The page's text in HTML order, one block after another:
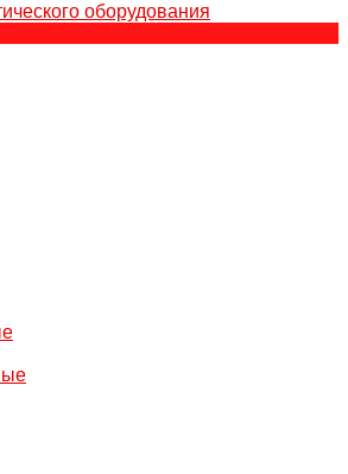
оборудования